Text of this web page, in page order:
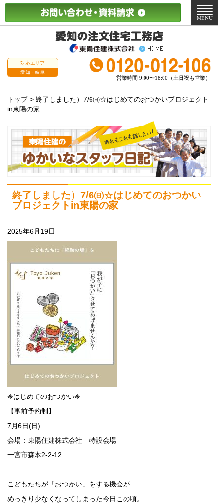
対応エリア
愛知・岐阜
営業時間 9:00〜18:00（土日祝も営業）
メ
ニ
MENU
トップ> 終了しました）7/6㈰☆はじめてのおつかいプロジェクト
in東陽の家
終了しました）7/6㈰☆はじめてのおつかい
プロジェクトin東陽の家
2025年6月19日
❋はじめてのおつかい❋
【事前予約制】
7月6日(日)
会場：東陽住建株式会社 特設会場
一宮市森本2-2-12
こどもたちが「おつかい」をする機会が
めっきり少なくなってしまった今日この頃。